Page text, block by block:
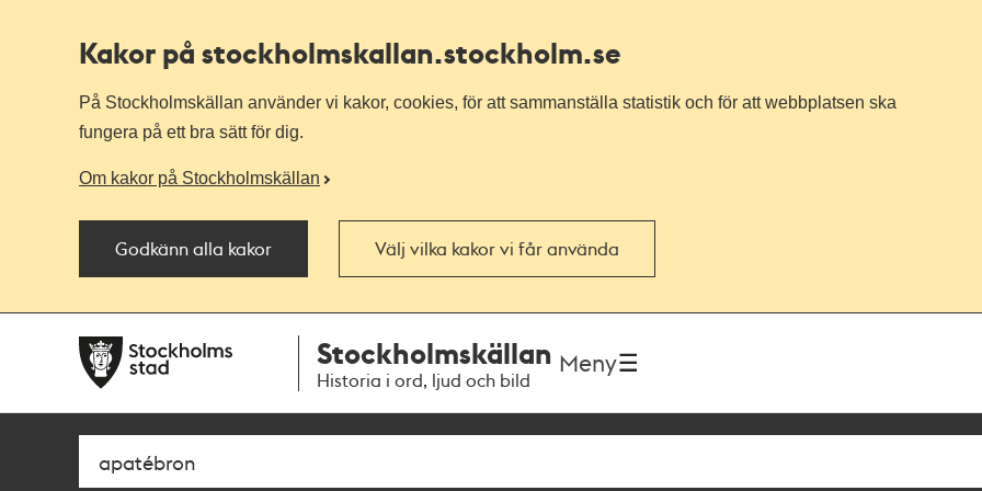
Kakor på stockholmskallan.stockholm.se
På Stockholmskällan använder vi kakor, cookies, för att sammanställa statistik och för att webbplatsen ska
fungera på ett bra sätt för dig.
Om kakor på Stockholmskällan
Godkänn alla kakor Välj vilka kakor vi får använda
navigationen
huvudinnehållet
Stockholmskällan
Historia i ord, ljud och bild
Meny
Sök